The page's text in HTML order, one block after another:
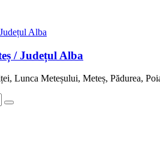
/ Județul Alba
Lunca Meteșului, Meteș, Pădurea,